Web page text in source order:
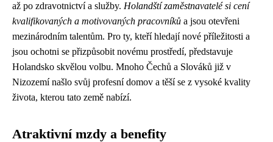
až po zdravotnictví a služby. Holandští zaměstnavatelé si cení
kvalifikovaných a motivovaných pracovníků a jsou otevřeni
mezinárodním talentům. Pro ty, kteří hledají nové příležitosti a
jsou ochotni se přizpůsobit novému prostředí, představuje
Holandsko skvělou volbu. Mnoho Čechů a Slováků již v
Nizozemí našlo svůj profesní domov a těší se z vysoké kvality
života, kterou tato země nabízí.
Atraktivní mzdy a benefity